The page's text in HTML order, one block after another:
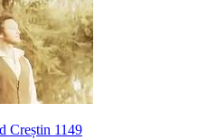
Creștin 1149